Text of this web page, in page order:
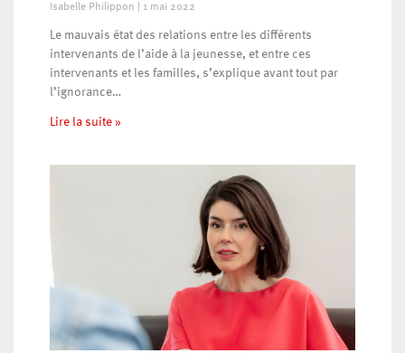
Isabelle Philippon 1 mai 2022
Le mauvais état des relations entre les différents
intervenants de l’aide à la jeunesse, et entre ces
intervenants et les familles, s’explique avant tout par
l’ignorance…
Lire la suite »